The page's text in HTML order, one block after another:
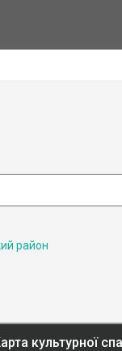
район